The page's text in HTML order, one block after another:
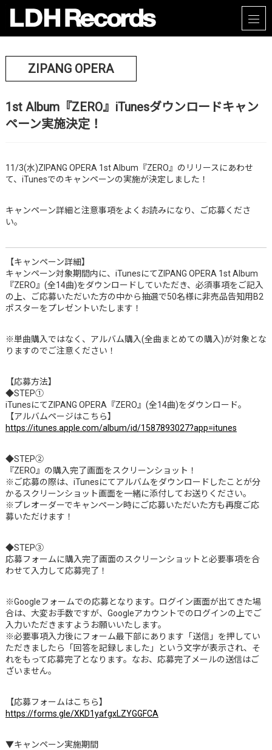
ZIPANG OPERA
1st Album『ZERO』iTunesダウンロードキャン
ペーン実施決定！
11/3(水)ZIPANG OPERA 1st Album『ZERO』のリリースにあわせ
て、iTunesでのキャンペーンの実施が決定しました！
キャンペーン詳細と注意事項をよくお読みになり、ご応募くださ
い。
【キャンペーン詳細】
キャンペーン対象期間内に、iTunesにてZIPANG OPERA 1st Album
『ZERO』(全14曲)をダウンロードしていただき、必須事項をご記入
の上、ご応募いただいた方の中から抽選で50名様に非売品告知用B2
ポスターをプレゼントいたします！
※単曲購入ではなく、アルバム購入(全曲まとめての購入)が対象とな
りますのでご注意ください！
【応募方法】
◆STEP①
iTunesにてZIPANG OPERA『ZERO』(全14曲)をダウンロード。
【アルバムページはこちら】
https://itunes.apple.com/album/id/1587893027?app=itunes
◆STEP②
『ZERO』の購入完了画面をスクリーンショット！
※ご応募の際は、iTunesにてアルバムをダウンロードしたことが分
かるスクリーンショット画面を一緒に添付してお送りください。
※プレオーダーでキャンペーン時にご応募いただいた方も再度ご応
募いただけます！
◆STEP③
応募フォームに購入完了画面のスクリーンショットと必要事項を合
わせて入力して応募完了！
※Googleフォームでの応募となります。ログイン画面が出てきた場
合は、大変お手数ですが、Googleアカウントでのログインの上でご
入力いただきますようお願いいたします。
※必要事項入力後にフォーム最下部にあります「送信」を押してい
ただきましたら「回答を記録しました」という文字が表示され、そ
れをもって応募完了となります。なお、応募完了メールの送信はご
ざいません。
【応募フォームはこちら】
https://forms.gle/XKD1yafgxLZYGGFCA
▼キャンペーン実施期間